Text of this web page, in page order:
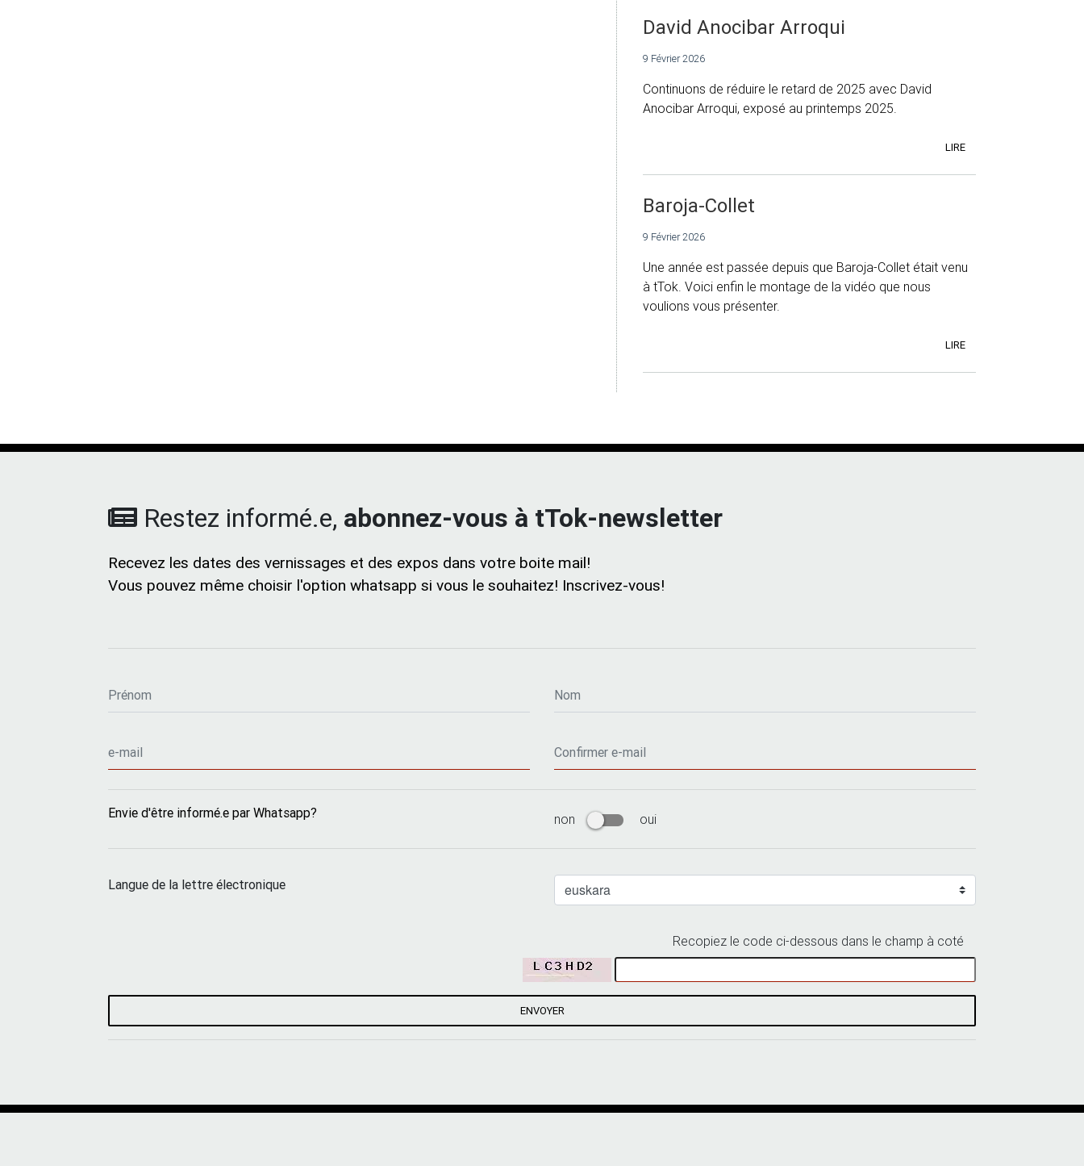
David Anocibar Arroqui
9 Février 2026
Continuons de réduire le retard de 2025 avec David
Anocibar Arroqui, exposé au printemps 2025.
LIRE
Baroja-Collet
9 Février 2026
Une année est passée depuis que Baroja-Collet était venu
à tTok. Voici enfin le montage de la vidéo que nous
voulions vous présenter.
LIRE
Restez informé.e, abonnez-vous à tTok-newsletter
Recevez les dates des vernissages et des expos dans votre boite mail!
Vous pouvez même choisir l'option whatsapp si vous le souhaitez! Inscrivez-vous!
Envie d'être informé.e par Whatsapp? non oui
Langue de la lettre électronique
Recopiez le code ci-dessous dans le champ à coté
ENVOYER